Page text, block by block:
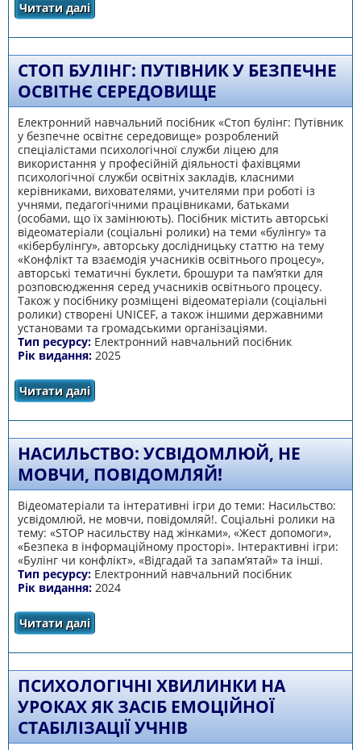
Читати далі
СТОП БУЛІНГ: ПУТІВНИК У БЕЗПЕЧНЕ
ОСВІТНЄ СЕРЕДОВИЩЕ
Електронний навчальний посібник «Стоп булінг: Путівник
у безпечне освітнє середовище» розроблений
спеціалістами психологічної служби ліцею для
використання у професійній діяльності фахівцями
психологічної служби освітніх закладів, класними
керівниками, вихователями, учителями при роботі із
учнями, педагогічними працівниками, батьками
(особами, що їх замінюють). Посібник містить авторські
відеоматеріали (соціальні ролики) на теми «булінгу» та
«кібербулінгу», авторську дослідницьку статтю на тему
«Конфлікт та взаємодія учасників освітнього процесу»,
авторські тематичні буклети, брошури та пам’ятки для
розповсюдження серед учасників освітнього процесу.
Також у посібнику розміщені відеоматеріали (соціальні
ролики) створені UNICEF, а також іншими державними
установами та громадськими організаціями.
Тип ресурсу: Електронний навчальний посібник
Рік видання: 2025
Читати далі
НАСИЛЬСТВО: УСВІДОМЛЮЙ, НЕ
МОВЧИ, ПОВІДОМЛЯЙ!
Відеоматеріали та інтеративні ігри до теми: Насильство:
усвідомлюй, не мовчи, повідомляй!. Соціальні ролики на
тему: «STOP насильству над жінками», «Жест допомоги»,
«Безпека в інформаційному просторі». Інтерактивні ігри:
«Булінг чи конфлікт», «Відгадай та запам’ятай» та інші.
Тип ресурсу: Електронний навчальний посібник
Рік видання: 2024
Читати далі
ПСИХОЛОГІЧНІ ХВИЛИНКИ НА
УРОКАХ ЯК ЗАСІБ ЕМОЦІЙНОЇ
СТАБІЛІЗАЦІЇ УЧНІВ